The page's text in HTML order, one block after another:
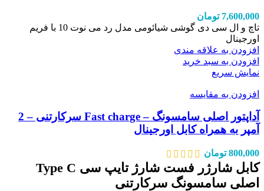
7,600,000 تومان
تاچ و ال سی دی گوشی شیائومی مدل رد می نوت 10 با فریم
اورجینال
افزودن به علاقه مندی
افزودن به سبد خرید
نمایش سریع
افزودن به مقایسه
آداپتور اصلی سامسونگ – Fast charge سرکارتنی – 2
آمپر به همراه کابل اورجینال
800,000 تومان
کابل شارژر فست شارژ تایپ سی Type C
اصلی سامسونگ سرکارتنی